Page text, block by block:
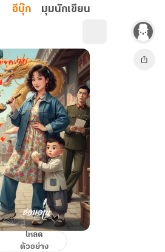
อีบุ๊ก มุมนักเขียน
โหลด
ตัวอย่าง